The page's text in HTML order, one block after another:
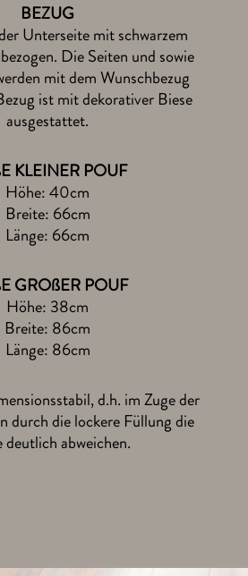
BEZUG
Unterseite mit schwarzem
Die Seiten und sowie
mit dem Wunschbezug
ist mit dekorativer Biese
ausgestattet.
KLEINER POUF
Höhe: 40cm
Breite: 66cm
Länge: 66cm
GROßER POUF
Höhe: 38cm
Breite: 86cm
Länge: 86cm
d.h. im Zuge der
durch die lockere Füllung die
deutlich abweichen.